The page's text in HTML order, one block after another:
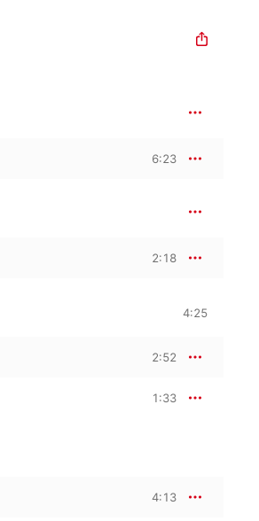
6:23
2:18
4:25
2:52
1:33
4:13